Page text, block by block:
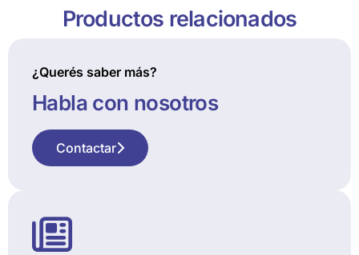
Productos relacionados
¿Querés saber más?
Habla con nosotros
Contactar